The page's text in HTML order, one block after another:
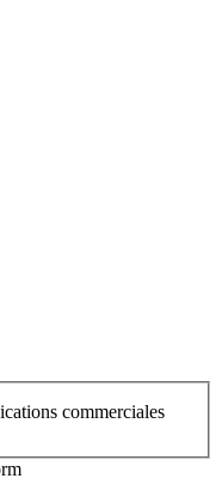
commerciales